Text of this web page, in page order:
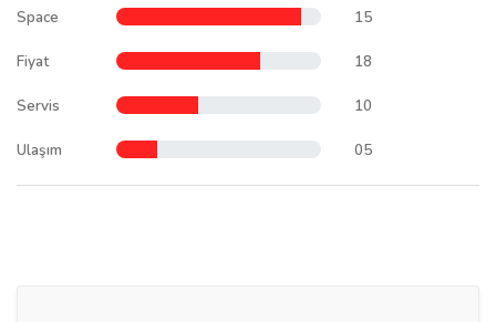
Space 15
Fiyat 18
Servis 10
Ulaşım 05